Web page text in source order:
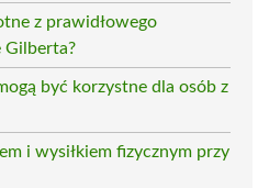
z prawidłowego
Gilberta?
być korzystne dla osób z
i wysiłkiem fizycznym przy